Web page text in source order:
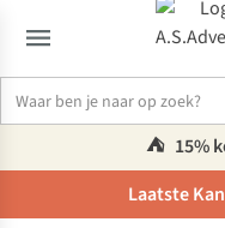
⛺️ 15%
Laatste